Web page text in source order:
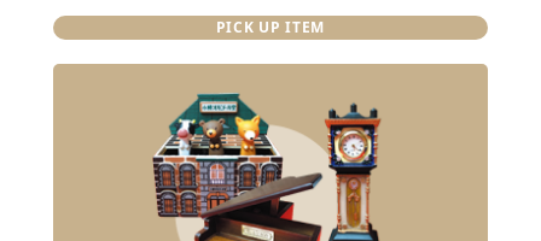
PICK UP ITEM